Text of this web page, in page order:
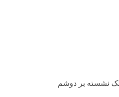
نشسته بر دوشم